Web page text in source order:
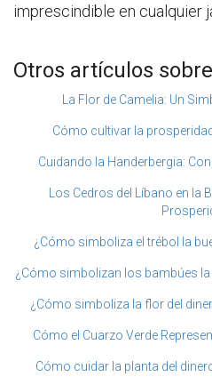
imprescindible en cualquier
Otros artículos
La Flor de Camelia: Un
Cómo cultivar la
Cuidando la Handerbergia:
Los Cedros del Líbano en la
¿Cómo simboliza el trébol la
¿Cómo simbolizan los bambúes
¿Cómo simboliza la flor del
Cómo el Cuarzo Verde
Cómo cuidar la planta del